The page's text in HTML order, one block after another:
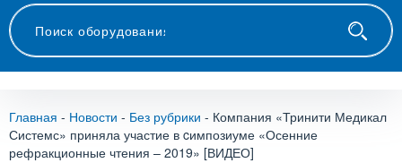
Главная - Новости - Без рубрики - Компания «Тринити Медикал
Системс» приняла участие в cимпозиуме «Осенние
рефракционные чтения – 2019» [ВИДЕО]